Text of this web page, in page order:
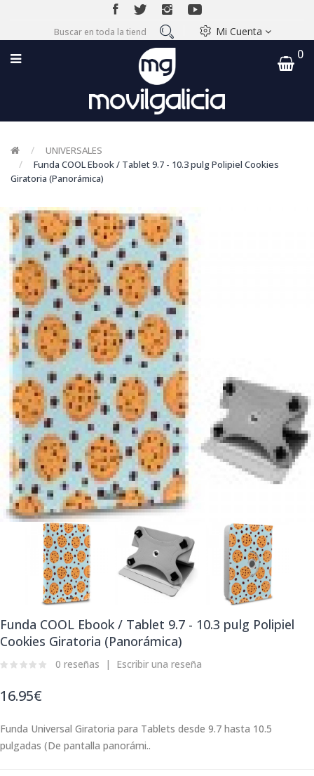
Mi Cuenta
0
UNIVERSALES
Funda COOL Ebook / Tablet 9.7 - 10.3 pulg Polipiel Cookies
Giratoria (Panorámica)
Funda COOL Ebook / Tablet 9.7 - 10.3 pulg Polipiel
Cookies Giratoria (Panorámica)
0 reseñas Escribir una reseña
16.95€
Funda Universal Giratoria para Tablets desde 9.7 hasta 10.5
pulgadas (De pantalla panorámi..